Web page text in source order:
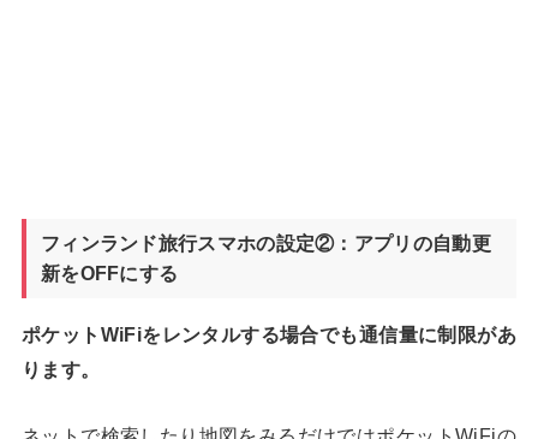
フィンランド旅行スマホの設定②：アプリの自動更
新をOFFにする
ポケットWiFiをレンタルする場合でも通信量に制限があ
ります。